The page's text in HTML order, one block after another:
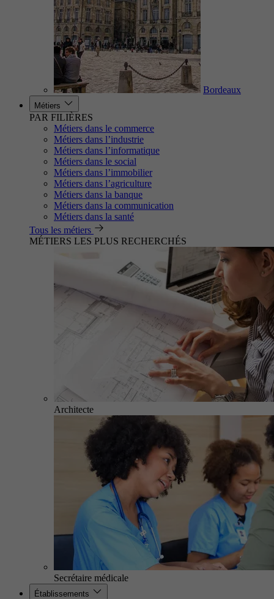
Bordeaux
Métiers
PAR FILIÈRES
Métiers dans le commerce
Métiers dans l’industrie
Métiers dans l’informatique
Métiers dans le social
Métiers dans l’immobilier
Métiers dans l’agriculture
Métiers dans la banque
Métiers dans la communication
Métiers dans la santé
Tous les métiers
MÉTIERS LES PLUS RECHERCHÉS
Architecte
Secrétaire médicale
Établissements